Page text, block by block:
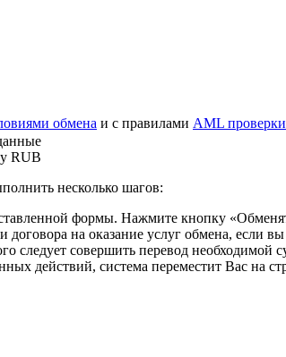
обмена и с правилами AML проверки
RUB
несколько шагов:
формы. Нажмите кнопку
договора на оказание услуг обмена, если
следует совершить перевод
действий, система переместит Вас на